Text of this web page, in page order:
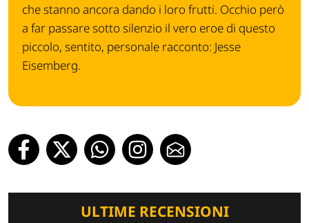
che stanno ancora dando i loro frutti. Occhio però
a far passare sotto silenzio il vero eroe di questo
piccolo, sentito, personale racconto: Jesse
Eisemberg.
ULTIME RECENSIONI